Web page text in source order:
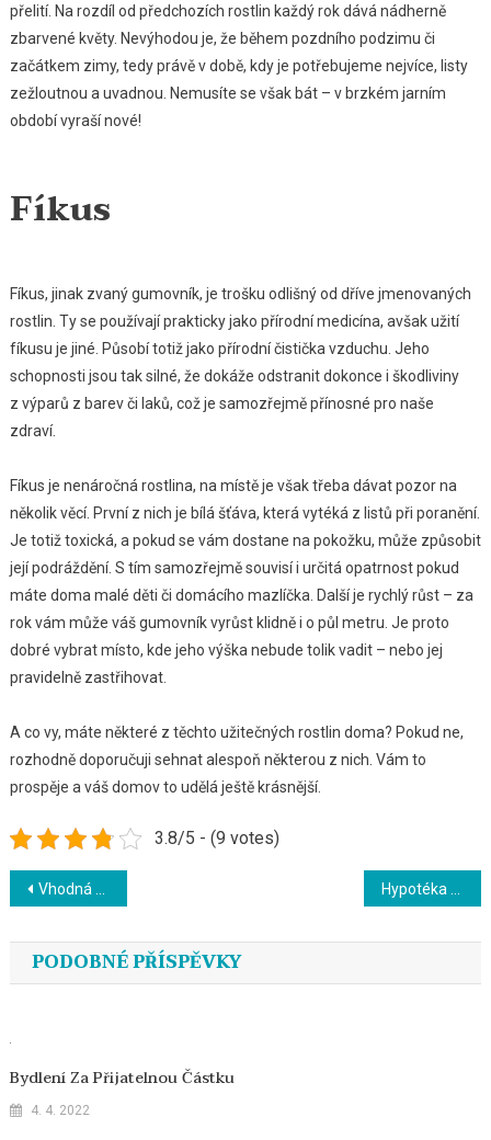
přelití. Na rozdíl od předchozích rostlin každý rok dává nádherně
zbarvené květy. Nevýhodou je, že během pozdního podzimu či
začátkem zimy, tedy právě v době, kdy je potřebujeme nejvíce, listy
zežloutnou a uvadnou. Nemusíte se však bát – v brzkém jarním
období vyraší nové!
Fíkus
Fíkus, jinak zvaný gumovník, je trošku odlišný od dříve jmenovaných
rostlin. Ty se používají prakticky jako přírodní medicína, avšak užití
fíkusu je jiné. Působí totiž jako přírodní čistička vzduchu. Jeho
schopnosti jsou tak silné, že dokáže odstranit dokonce i škodliviny
z výparů z barev či laků, což je samozřejmě přínosné pro naše
zdraví.
Fíkus je nenáročná rostlina, na místě je však třeba dávat pozor na
několik věcí. První z nich je bílá šťáva, která vytéká z listů při poranění.
Je totiž toxická, a pokud se vám dostane na pokožku, může způsobit
její podráždění. S tím samozřejmě souvisí i určitá opatrnost pokud
máte doma malé děti či domácího mazlíčka. Další je rychlý růst – za
rok vám může váš gumovník vyrůst klidně i o půl metru. Je proto
dobré vybrat místo, kde jeho výška nebude tolik vadit – nebo jej
pravidelně zastřihovat.
A co vy, máte některé z těchto užitečných rostlin doma? Pokud ne,
rozhodně doporučuji sehnat alespoň některou z nich. Vám to
prospěje a váš domov to udělá ještě krásnější.
3.8/5 - (9 votes)
Navigace
pro
příspěvek
Vhodná kosmetická péče pro muže
PODOBNÉ PŘÍSPĚVKY
Bydlení Za Přijatelnou Částku
4. 4. 2022